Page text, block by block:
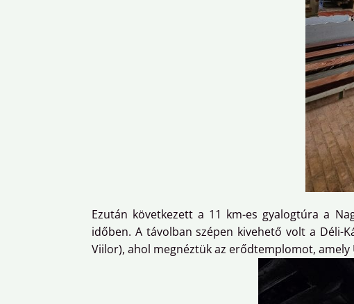
Ezután következett a 11 km-es gyalogtúra a
időben. A távolban szépen kivehető volt a Déli-
Viilor), ahol megnéztük az erődtemplomot, amely